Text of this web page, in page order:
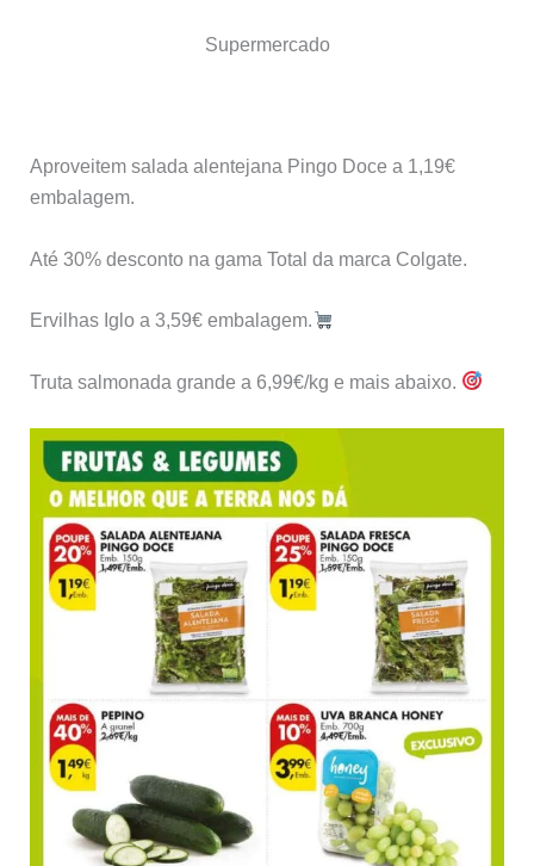
Supermercado
Aproveitem salada alentejana Pingo Doce a 1,19€
embalagem.
Até 30% desconto na gama Total da marca Colgate.
Ervilhas Iglo a 3,59€ embalagem.
Truta salmonada grande a 6,99€/kg e mais abaixo.